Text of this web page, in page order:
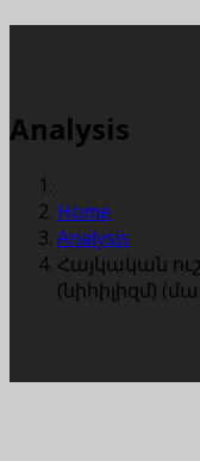
Analysis
Home
Analysis
Հայկական
(նիհիլիզմ)